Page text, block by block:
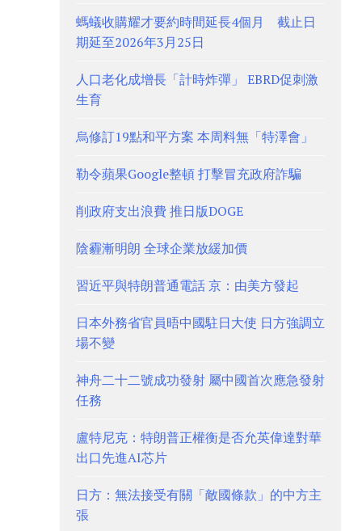
螞蟻收購耀才要約時間延長4個月 截止日
期延至2026年3月25日
人口老化成增長「計時炸彈」 EBRD促刺激
生育
烏修訂19點和平方案 本周料無「特澤會」
勒令蘋果Google整頓 打擊冒充政府詐騙
削政府支出浪費 推日版DOGE
陰霾漸明朗 全球企業放緩加價
習近平與特朗普通電話 京：由美方發起
日本外務省官員晤中國駐日大使 日方強調立
場不變
神舟二十二號成功發射 屬中國首次應急發射
任務
盧特尼克：特朗普正權衡是否允英偉達對華
出口先進AI芯片
日方：無法接受有關「敵國條款」的中方主
張